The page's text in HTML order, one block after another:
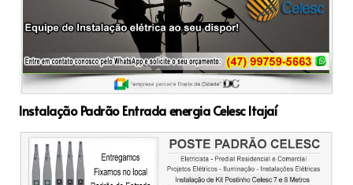
Instalação Padrão Entrada energia Celesc Itajaí